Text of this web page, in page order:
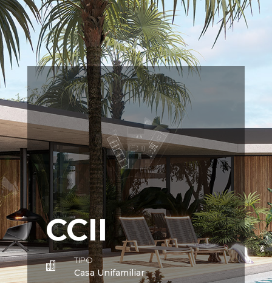
CCII
 TIPO
Casa Unifamiliar